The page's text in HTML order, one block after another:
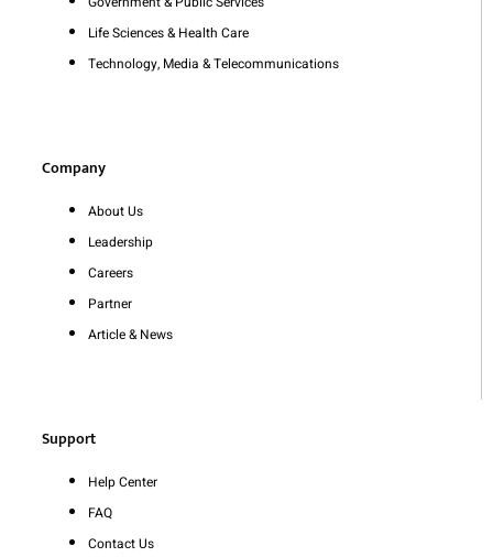
Life Sciences & Health Care
Technology, Media & Telecommunications
Company
About Us
Leadership
Careers
Partner
Article & News
Support
Help Center
FAQ
Contact Us